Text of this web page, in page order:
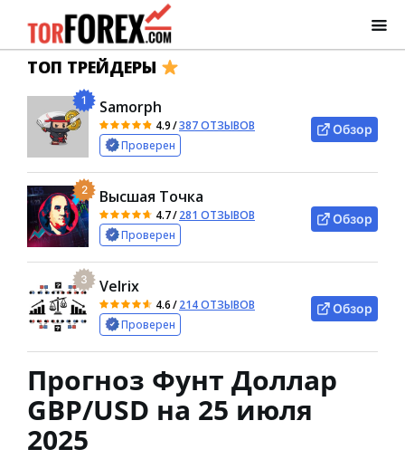
ТОП ТРЕЙДЕРЫ
1 Samorph
4.9/387 ОТЗЫВОВ
Проверен
Обзор
2 Высшая Точка
4.7/281 ОТЗЫВОВ
Проверен
Обзор
3 Velrix
4.6/214 ОТЗЫВОВ
Проверен
Обзор
Прогноз Фунт Доллар
GBP/USD на 25 июля
2025